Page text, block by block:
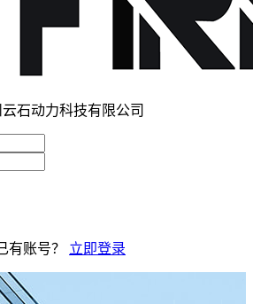
石动力科技有限公司
有账号？ 立即登录